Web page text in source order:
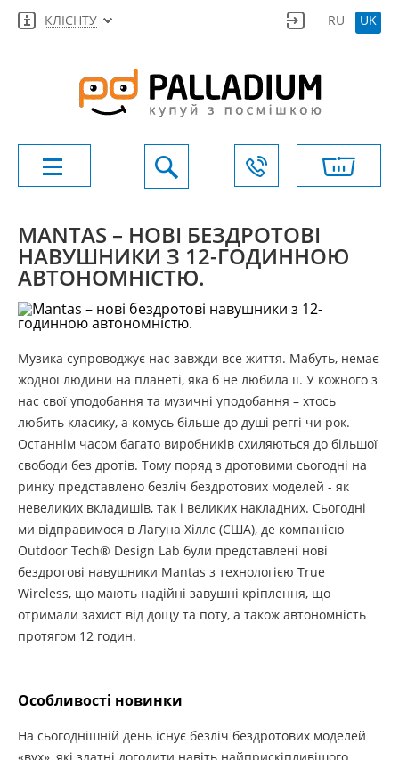
КЛІЄНТУ RU UK
MANTAS – НОВІ БЕЗДРОТОВІ
НАВУШНИКИ З 12-ГОДИННОЮ
АВТОНОМНІСТЮ.
Музика супроводжує нас завжди все життя. Мабуть, немає
жодної людини на планеті, яка б не любила її. У кожного з
нас свої уподобання та музичні уподобання – хтось
любить класику, а комусь більше до душі реггі чи рок.
Останнім часом багато виробників схиляються до більшої
свободи без дротів. Тому поряд з дротовими сьогодні на
ринку представлено безліч бездротових моделей - як
невеликих вкладишів, так і великих накладних. Сьогодні
ми відправимося в Лагуна Хіллс (США), де компанією
Outdoor Tech® Design Lab були представлені нові
бездротові навушники Mantas з технологією True
Wireless, що мають надійні завушні кріплення, що
отримали захист від дощу та поту, а також автономність
протягом 12 годин.
Особливості новинки
На сьогоднішній день існує безліч бездротових моделей